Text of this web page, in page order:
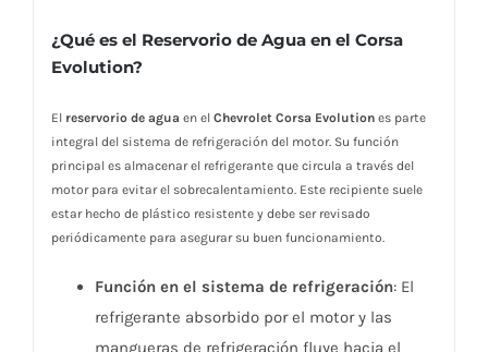
¿Qué es el Reservorio de Agua en el Corsa
Evolution?
El reservorio de agua en el Chevrolet Corsa Evolutiones parte
integral del sistema de refrigeración del motor. Su función
principal es almacenar el refrigerante que circula a través del
motor para evitar el sobrecalentamiento. Este recipiente suele
estar hecho de plástico resistente y debe ser revisado
periódicamente para asegurar su buen funcionamiento.
Función en el sistema de refrigeración: El
refrigerante absorbido por el motor y las
mangueras de refrigeración fluye hacia el